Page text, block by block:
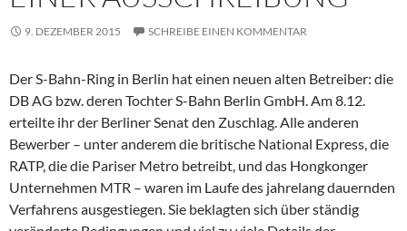
9. DEZEMBER 2015 SCHREIBE EINEN KOMMENTAR
Der S-Bahn-Ring in Berlin hat einen neuen alten Betreiber: die
DB AG bzw. deren Tochter S-Bahn Berlin GmbH. Am 8.12.
erteilte ihr der Berliner Senat den Zuschlag. Alle anderen
Bewerber – unter anderem die britische National Express, die
RATP, die die Pariser Metro betreibt, und das Hongkonger
Unternehmen MTR – waren im Laufe des jahrelang dauernden
Verfahrens ausgestiegen. Sie beklagten sich über ständig